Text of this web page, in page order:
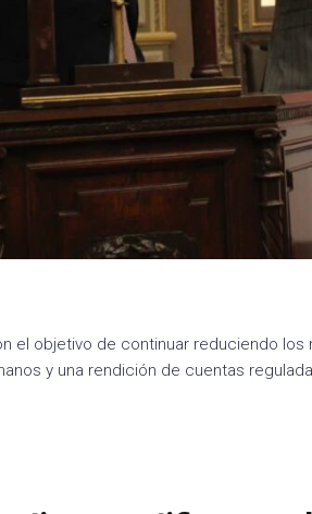
el objetivo de continuar reduciendo
y una rendición de cuentas